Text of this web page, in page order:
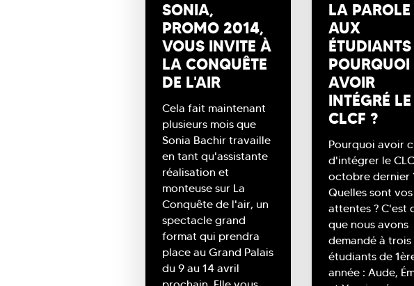
SONIA,
PROMO 2014,
VOUS INVITE À
LA CONQUÊTE
DE L'AIR
Cela fait maintenant
plusieurs mois que
Sonia Bachir travaille
en tant qu'assistante
réalisation et
monteuse sur La
Conquête de l'air, un
spectacle grand
format qui prendra
place au Grand Palais
du 9 au 14 avril
LA PAROLE
AUX
POURQUOI
AVOIR
INTÉGRÉ LE
CLCF ?
Pourquoi avoir
d'intégrer le
octobre dernier
Quelles sont vos
attentes ? C'est
que nous avons
demandé à trois
étudiants de
année : Aude,